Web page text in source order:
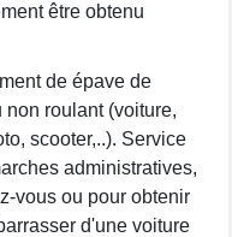
être obtenu
de épave de
roulant (voiture,
scooter,..). Service
administratives,
vous ou pour obtenir
d'une voiture